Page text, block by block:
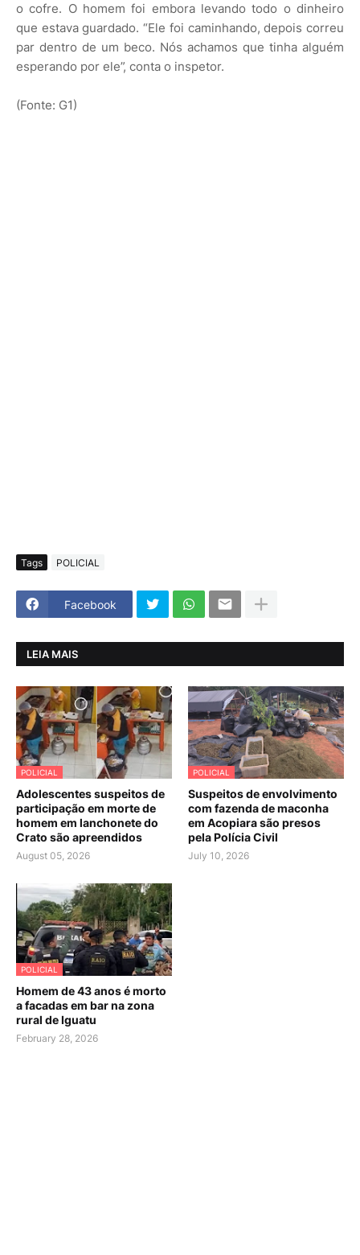
o cofre. O homem foi embora levando todo o dinheiro
que estava guardado. “Ele foi caminhando, depois correu
par dentro de um beco. Nós achamos que tinha alguém
esperando por ele”, conta o inspetor.
(Fonte: G1)
Tags POLICIAL
Facebook
LEIA MAIS
POLICIAL
Adolescentes suspeitos de
participação em morte de
homem em lanchonete do
Crato são apreendidos
August 05, 2026
POLICIAL
Suspeitos de envolvimento
com fazenda de maconha
em Acopiara são presos
pela Polícia Civil
July 10, 2026
POLICIAL
Homem de 43 anos é morto
a facadas em bar na zona
rural de Iguatu
February 28, 2026